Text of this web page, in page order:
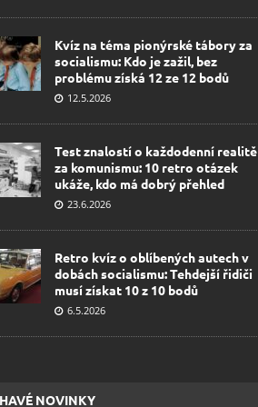
Kvíz na téma pionýrské tábory za
socialismu: Kdo je zažil, bez
problému získá 12 ze 12 bodů
12.5.2026
Test znalostí o každodenní realitě
za komunismu: 10 retro otázek
ukáže, kdo má dobrý přehled
23.6.2026
Retro kvíz o oblíbených autech v
dobách socialismu: Tehdejší řidiči
musí získat 10 z 10 bodů
6.5.2026
NOVINKY